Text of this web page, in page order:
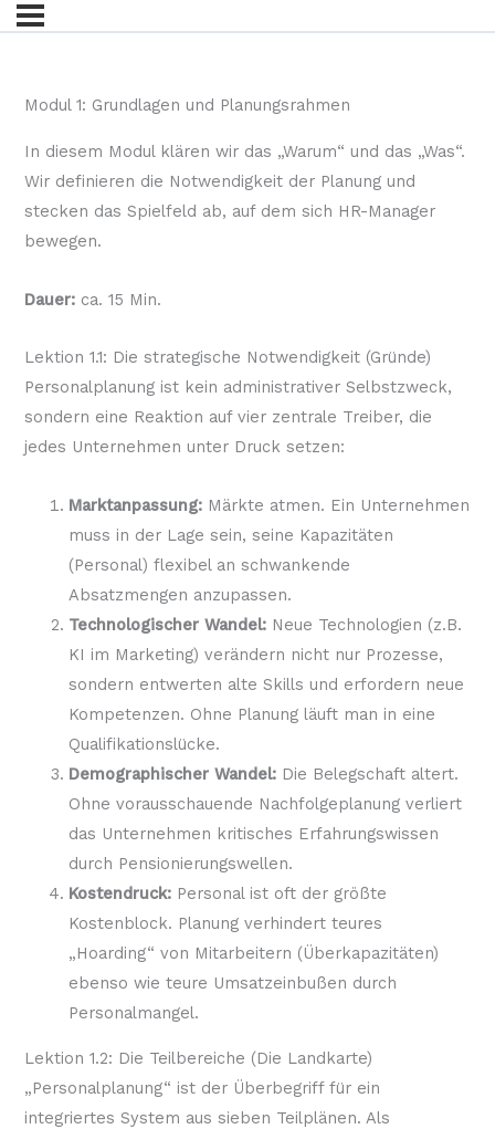
Modul 1: Grundlagen und Planungsrahmen
In diesem Modul klären wir das „Warum“ und das „Was“.
Wir definieren die Notwendigkeit der Planung und
stecken das Spielfeld ab, auf dem sich HR-Manager
bewegen.
Dauer:ca. 15 Min.
Lektion 1.1: Die strategische Notwendigkeit (Gründe)
Personalplanung ist kein administrativer Selbstzweck,
sondern eine Reaktion auf vier zentrale Treiber, die
jedes Unternehmen unter Druck setzen:
Marktanpassung:Märkte atmen. Ein Unternehmen
muss in der Lage sein, seine Kapazitäten
(Personal) flexibel an schwankende
Absatzmengen anzupassen.
Technologischer Wandel:Neue Technologien (z.B.
KI im Marketing) verändern nicht nur Prozesse,
sondern entwerten alte Skills und erfordern neue
Kompetenzen. Ohne Planung läuft man in eine
Qualifikationslücke.
Demographischer Wandel:Die Belegschaft altert.
Ohne vorausschauende Nachfolgeplanung verliert
das Unternehmen kritisches Erfahrungswissen
durch Pensionierungswellen.
Kostendruck:Personal ist oft der größte
Kostenblock. Planung verhindert teures
„Hoarding“ von Mitarbeitern (Überkapazitäten)
ebenso wie teure Umsatzeinbußen durch
Personalmangel.
Lektion 1.2: Die Teilbereiche (Die Landkarte)
„Personalplanung“ ist der Überbegriff für ein
integriertes System aus sieben Teilplänen. Als